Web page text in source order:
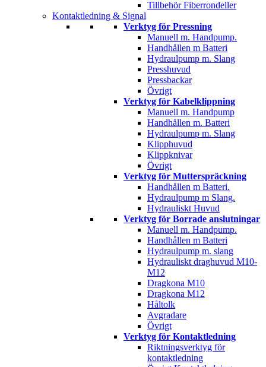
Tillbehör Fiberrondeller
Kontaktledning & Signal
Verktyg för Pressning
Manuell m. Handpump.
Handhållen m Batteri
Hydraulpump m. Slang
Presshuvud
Pressbackar
Övrigt
Verktyg för Kabelklippning
Manuell m. Handpump
Handhållen m. Batteri
Hydraulpump m. Slang
Klipphuvud
Klippknivar
Övrigt
Verktyg för Mutterspräckning
Handhållen m Batteri.
Hydraulpump m Slang.
Hydrauliskt Huvud
Verktyg för Borrade anslutningar
Manuell m. Handpump.
Handhållen m Batteri
Hydraulpump m. slang
Hydrauliskt draghuvud M10-
M12
Dragkona M10
Dragkona M12
Håltolk
Avgradare
Övrigt
Verktyg för Kontaktledning
Riktningsverktyg för
kontaktledning